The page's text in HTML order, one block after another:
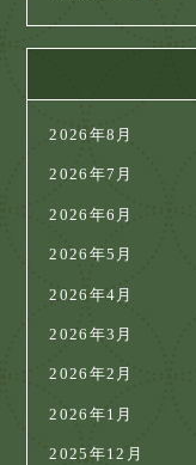
2026年8月
2026年7月
2026年6月
2026年5月
2026年4月
2026年3月
2026年2月
2026年1月
2025年12月